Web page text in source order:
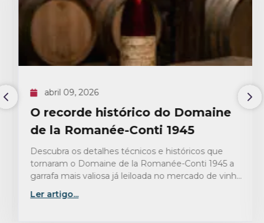
abril 09, 2026
O recorde histórico do Domaine
de la Romanée-Conti 1945
Descubra os detalhes técnicos e históricos que
tornaram o Domaine de la Romanée-Conti 1945 a
garrafa mais valiosa já leiloada no mercado de vinhos
Ler artigo...